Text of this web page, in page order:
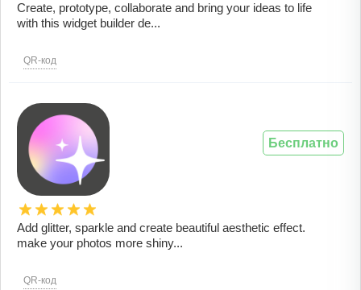
Create, prototype, collaborate and bring your ideas to life
with this widget builder de...
QR-код
Add glitter, sparkle and create beautiful aesthetic effect.
make your photos more shiny...
QR-код
Бесплатно